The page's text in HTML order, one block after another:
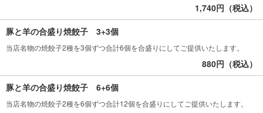
1,740円（税込）
豚と羊の合盛り焼餃子 3+3個
当店名物の焼餃子2種を3個ずつ合計6個を合盛りにしてご提供いたします。
880円（税込）
豚と羊の合盛り焼餃子 6+6個
当店名物の焼餃子2種を6個ずつ合計12個を合盛りにしてご提供いたします。